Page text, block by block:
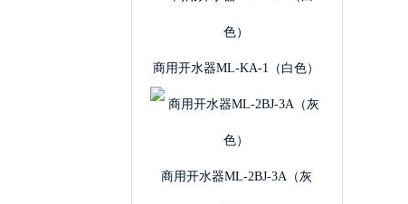
商用开水器ML-KA-1（白色）
商用开水器ML-2BJ-3A（灰